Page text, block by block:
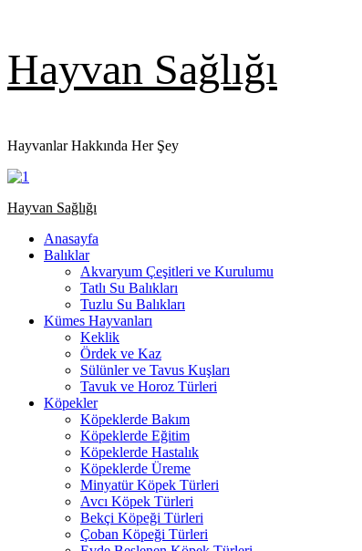
to
content
Hayvan Sağlığı
Hayvanlar Hakkında Her Şey
Primary
Hayvan Sağlığı
Anasayfa
Balıklar
Akvaryum Çeşitleri ve Kurulumu
Tatlı Su Balıkları
Tuzlu Su Balıkları
Kümes Hayvanları
Keklik
Ördek ve Kaz
Sülünler ve Tavus Kuşları
Tavuk ve Horoz Türleri
Köpekler
Köpeklerde Bakım
Köpeklerde Eğitim
Köpeklerde Hastalık
Köpeklerde Üreme
Minyatür Köpek Türleri
Avcı Köpek Türleri
Bekçi Köpeği Türleri
Çoban Köpeği Türleri